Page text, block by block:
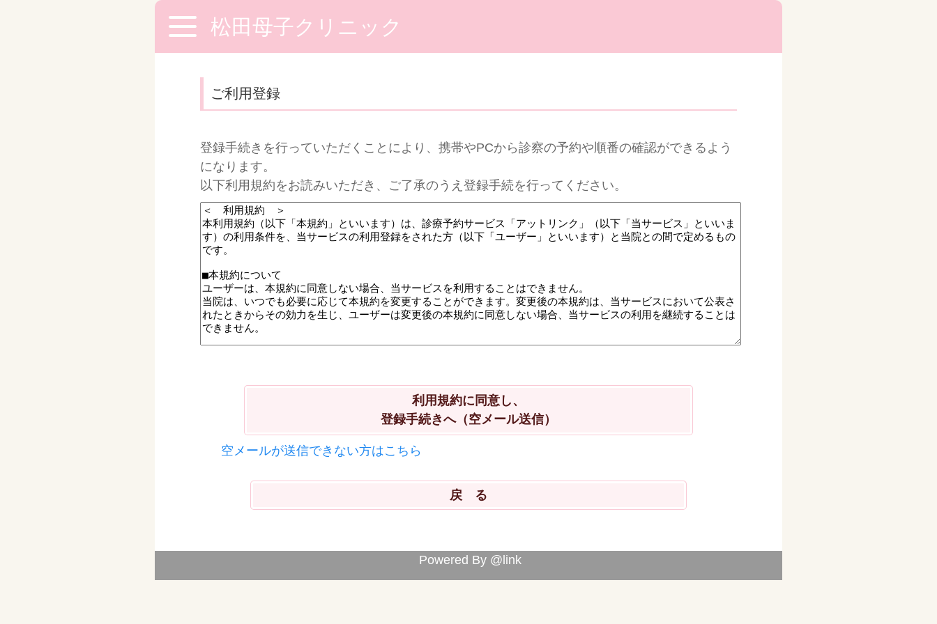
松田母子クリニック
ご利用登録
登録手続きを行っていただくことにより、携帯やPCから診察の予約や順番の確認ができるよう
になります。
以下利用規約をお読みいただき、ご了承のうえ登録手続を行ってください。
利用規約に同意し、
登録手続きへ（空メール送信）
空メールが送信できない方はこちら
Powered By @link